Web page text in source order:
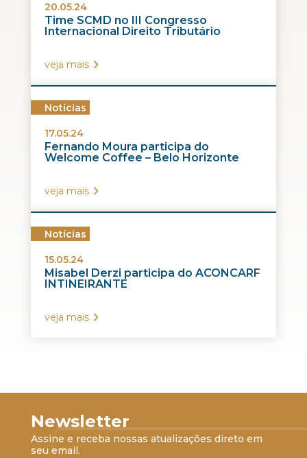
20.05.24
Time SCMD no III Congresso
Internacional Direito Tributário
veja mais
Notícias
17.05.24
Fernando Moura participa do
Welcome Coffee – Belo Horizonte
veja mais
Notícias
15.05.24
Misabel Derzi participa do ACONCARF
INTINEIRANTE
veja mais
Newsletter
Assine e receba nossas atualizações direto em
seu email.